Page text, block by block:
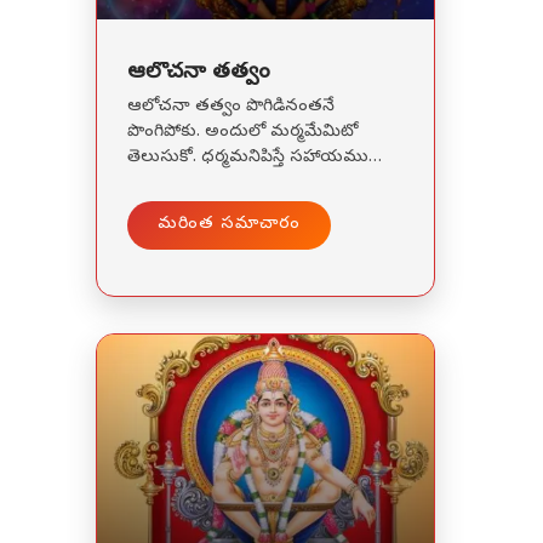
ఆలోచనా తత్వం
ఆలోచనా తత్వం పొగిడినంతనే
పొంగిపోకు. అందులో మర్మమేమిటో
తెలుసుకో. ధర్మమనిపిస్తే సహాయము
జీవులపై ప్రేమను చూపండి-దేవుని
ప్రేమను పొందండి. సరియైన మార్గములో
మార్గాలను చూపగలవు. ప్రేరణ
ఉవయోగకరమైనదైతే ఉన్నత స్థానానికి
తీసుకెళుతుంది. నిరుపయోగకరమైనదైతే
నిలువునా పతనము చేయగలదు.
ఇంట్లోపెట్టి పూజించే దేవుని పంచలోహ
విగ్రహాలు ఇంటి యజమాని బ్రొటనవ్రేలి
పరిమాణంలోనే ఉండాలి. ఆ సైజుకంటే
పెద్దదిగా ఉండకూడదు, ఉండినచో దానికి
మరింత సమాచారం